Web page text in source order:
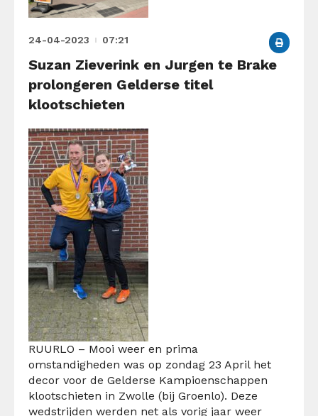
24-04-2023 07:21
Suzan Zieverink en Jurgen te Brake
prolongeren Gelderse titel
klootschieten
RUURLO – Mooi weer en prima
omstandigheden was op zondag 23 April het
decor voor de Gelderse Kampioenschappen
klootschieten in Zwolle (bij Groenlo). Deze
wedstrijden werden net als vorig jaar weer